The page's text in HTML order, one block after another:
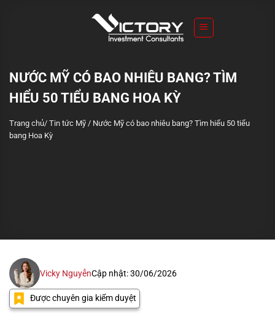
NƯỚC MỸ CÓ BAO NHIÊU BANG? TÌM
HIỂU 50 TIỂU BANG HOA KỲ
Trang chủ/ Tin tức Mỹ / Nước Mỹ có bao nhiêu bang? Tìm hiểu 50 tiểu
bang Hoa Kỳ
Vicky NguyễnCập nhật: 30/06/2026
Được chuyên gia kiểm duyệt